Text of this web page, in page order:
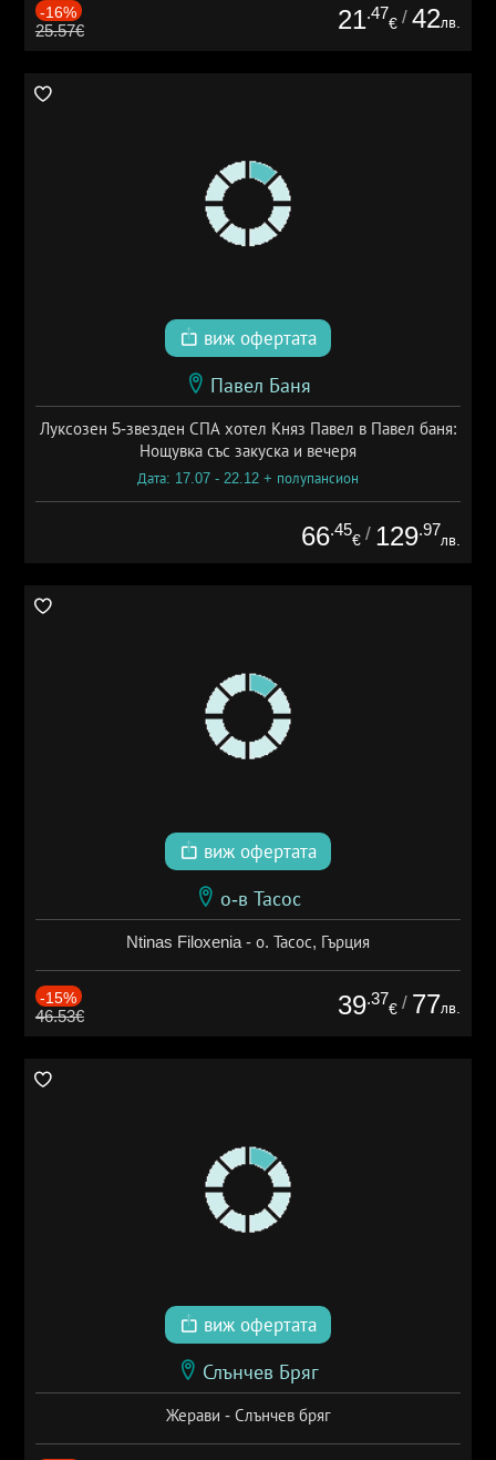
-16%
25.57€ 21.47
€ / 42лв.
виж офертата
Павел Баня
Луксозен 5-звезден СПА хотел Княз Павел в Павел баня:
Нощувка със закуска и вечеря
Дата: 17.07 - 22.12 + полупансион
66.45
€ / 129.97
лв.
виж офертата
о-в Тасос
Ntinas Filoxenia - о. Тасос, Гърция
-15%
46.53€ 39.37
€ / 77лв.
виж офертата
Слънчев Бряг
Жерави - Слънчев бряг